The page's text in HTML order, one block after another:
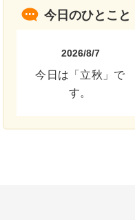
今日のひとこと
2026/8/7
今日は「立秋」で
す。